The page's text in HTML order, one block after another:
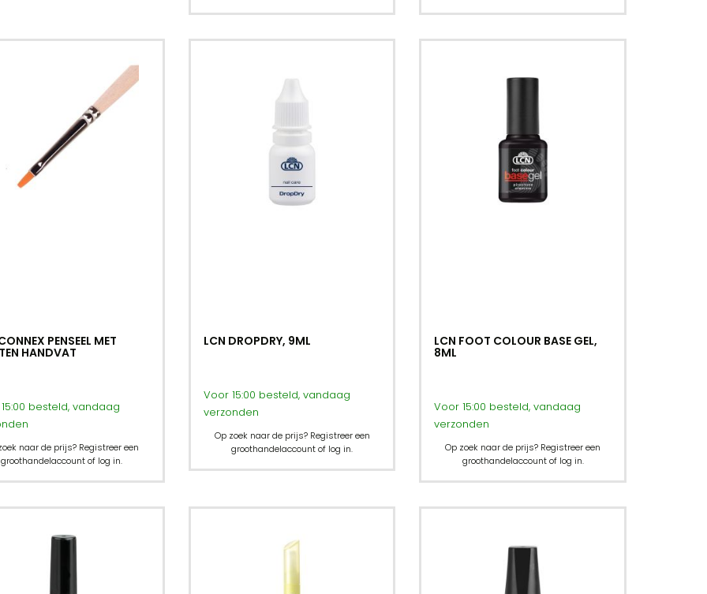
PENSEEL MET
HANDVAT
besteld, vandaag
naar de prijs? Registreer een
groothandelaccount of log in.
LCN DROPDRY, 9ML
Voor 15:00 besteld, vandaag
verzonden
Op zoek naar de prijs? Registreer een
groothandelaccount of log in.
LCN FOOT COLOUR BASE GEL,
8ML
Voor 15:00 besteld, vandaag
verzonden
Op zoek naar de prijs? Registreer een
groothandelaccount of log in.